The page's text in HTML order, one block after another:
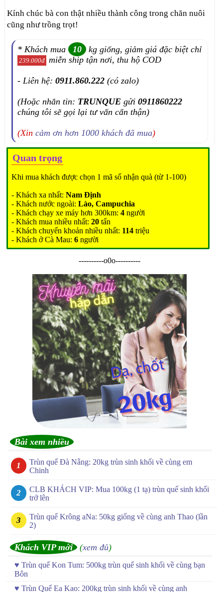
Kính chúc bà con thật nhiều thành công trong chăn nuôi
cũng như trồng trọt!
* Khách mua 10 kg giống, giảm giá đặc biệt chỉ
239.000đ miễn ship tận nơi, thu hộ COD
- Liên hệ:0911.860.222 (có zalo)
(Hoặc nhắn tin: TRUNQUE gửi0911860222
chúng tôi sẽ gọi lại tư vấn cẩn thận)
(Xincảm ơn hơn 1000 khách đã mua)
Quan trọng
Khi mua khách được chọn 1 mã số nhận quà (từ 1-100)
- Khách xa nhất:Nam Định
- Khách nước ngoài:Lào, Campuchia
- Khách chạy xe máy hơn 300km:4 người
- Khách mua nhiều nhất:20 tấn
- Khách chuyển khoản nhiều nhất: 114 triệu
- Khách ở Cà Mau:6 người
----------o0o----------
Bài xem nhiều
Trùn quế Đà Nẵng: 20kg trùn sinh khối về cùng em
Chinh
CLB KHÁCH VIP: Mua 100kg (1 tạ) trùn quế sinh khối
trở lên
Trùn quế Krông aNa: 50kg giống về cùng anh Thao (lần
2)
Khách VIP mới (xem đủ)
♥ Trùn quế Kon Tum: 500kg trùn quế sinh khối về cùng bạn
Bôn
♥ Trùn Quế Ea Kao: 200kg trùn sinh khối về cùng anh